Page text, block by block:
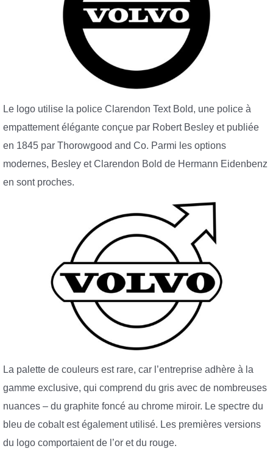
Le logo utilise la police Clarendon Text Bold, une police à
empattement élégante conçue par Robert Besley et publiée
en 1845 par Thorowgood and Co. Parmi les options
modernes, Besley et Clarendon Bold de Hermann Eidenbenz
en sont proches.
La palette de couleurs est rare, car l’entreprise adhère à la
gamme exclusive, qui comprend du gris avec de nombreuses
nuances – du graphite foncé au chrome miroir. Le spectre du
bleu de cobalt est également utilisé. Les premières versions
du logo comportaient de l’or et du rouge.